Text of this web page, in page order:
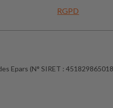
RGPD
Epars (N° SIRET :